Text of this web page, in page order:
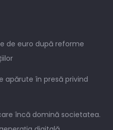
de euro după reforme
apărute în presă privind
încă domină societatea.